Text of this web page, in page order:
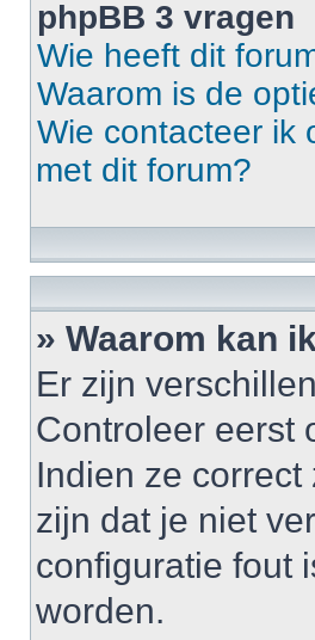
phpBB 3 vragen
Wie heeft dit
Waarom is de
Wie contacteer ik
met dit forum?
» Waarom kan
Er zijn
Controleer eerst
Indien ze
zijn dat je niet
configuratie fout
worden.